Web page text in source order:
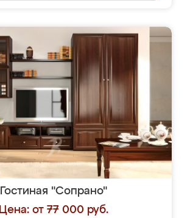
Гостиная "Сопрано"
Цена: от 77 000 руб.